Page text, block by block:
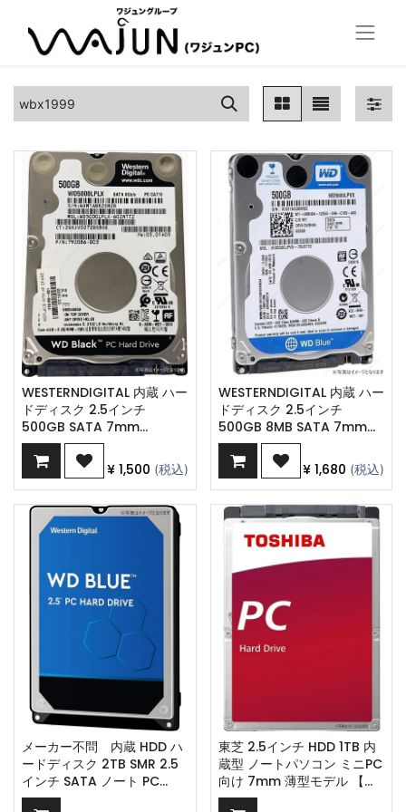
WESTERNDIGITAL 内蔵 ハー
ドディスク 2.5インチ
500GB SATA 7mm
WD5000LPLX wbx1999
¥ 1,500 (税込)
WESTERNDIGITAL 内蔵 ハー
ドディスク 2.5インチ
500GB 8MB SATA 7mm
WD5000LPVX wbx1999
¥ 1,680 (税込)
メーカー不問 内蔵 HDD ハ
ードディスク 2TB SMR 2.5
インチ SATA ノート PC
wbx1999
東芝 2.5インチ HDD 1TB 内
蔵型 ノートパソコン ミニPC
向け 7mm 薄型モデル 【国
内正規代理店品】 1年保証